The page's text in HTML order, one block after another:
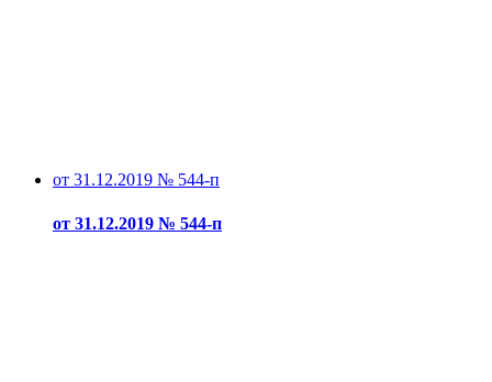
от 31.12.2019 № 544-п
от 31.12.2019 № 544-п